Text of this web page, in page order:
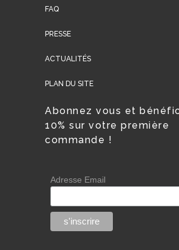
FAQ
PRESSE
ACTUALITÉS
PLAN DU SITE
Abonnez vous et
10% sur votre première
commande !
Adresse Email